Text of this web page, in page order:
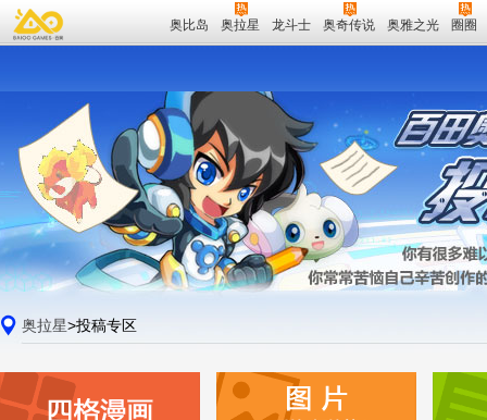
奥比岛 奥拉星 龙斗士 奥奇传说 奥雅之光 圈圈
奥拉星>投稿专区